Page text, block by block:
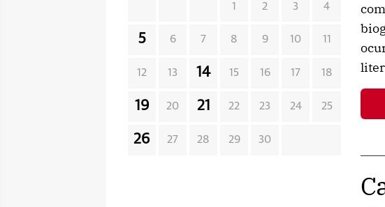
1 2 3 4
5 6 7 8 9 10 11
12 13 14 15 16 17 18
19 20 21 22 23 24 25
26 27 28 29 30